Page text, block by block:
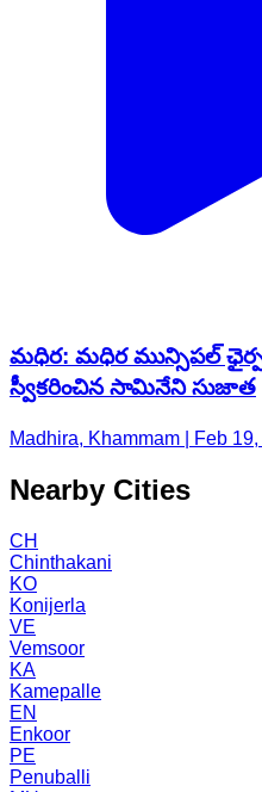
మధిర: మధిర మున్సిపల్
స్వీకరించిన సామినేని సుజాత
Madhira, Khammam | Feb
Nearby Cities
CH
Chinthakani
KO
Konijerla
VE
Vemsoor
KA
Kamepalle
EN
Enkoor
PE
Penuballi